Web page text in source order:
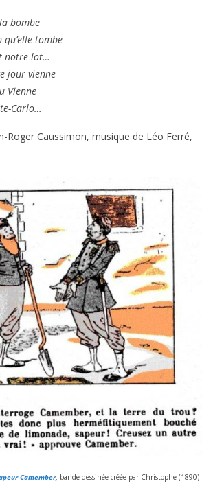
bombe
tombe
notre lot…
jour vienne
Vienne
Carlo…
Roger Caussimon, musique de Léo Ferré,
Camember, bande des­si­née créée par Christophe (1890)